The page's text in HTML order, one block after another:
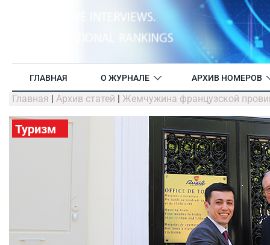
ГЛАВНАЯ О ЖУРНАЛЕ АРХИВ НОМЕРОВ
Главная | Архив статей | Жемчужина французской
Туризм